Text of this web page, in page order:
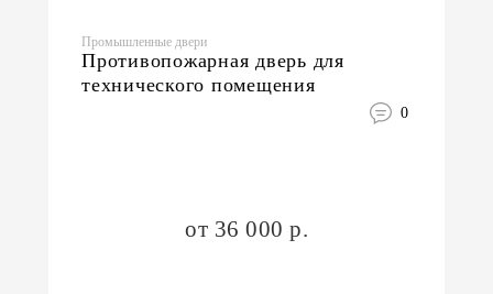
Промышленные двери
Противопожарная дверь для
технического помещения
0
от 36 000 р.